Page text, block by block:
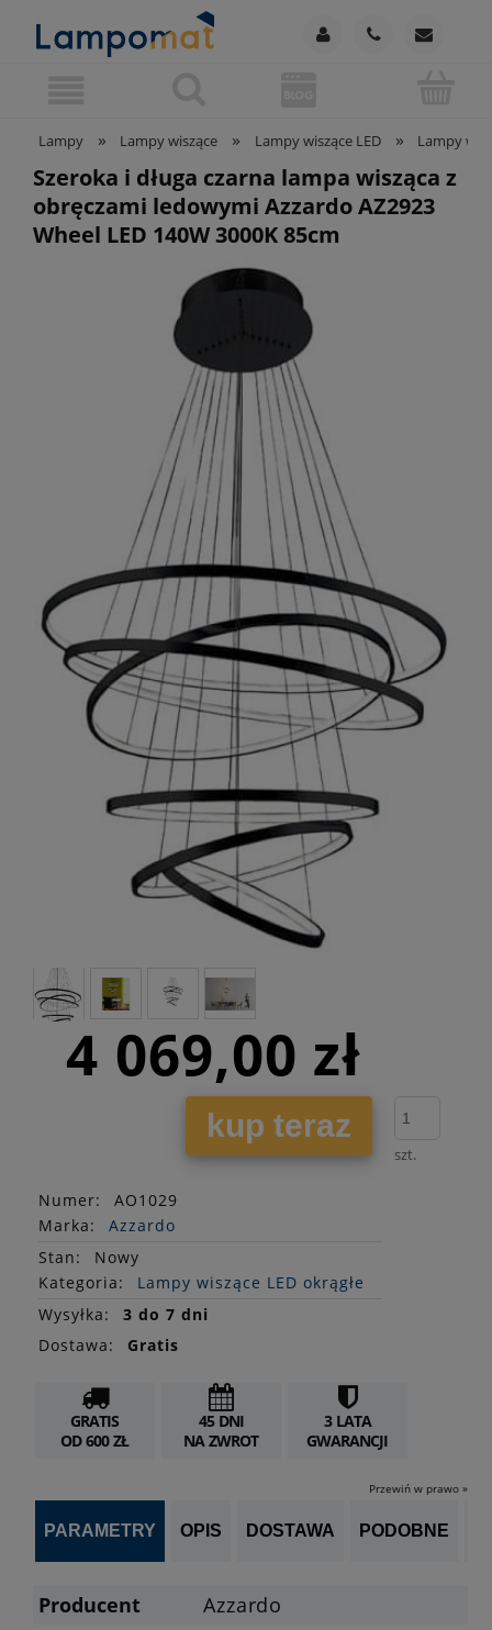
Lampy » Lampy wiszące » Lampy wiszące LED » Lampy
Szeroka i długa czarna lampa wisząca z
obręczami ledowymi Azzardo AZ2923
Wheel LED 140W 3000K 85cm
4 069,00 zł
kup teraz
szt.
Numer:
AO1029
Marka:
Azzardo
Stan:
Nowy
Kategoria:
Lampy wiszące LED okrągłe
Wysyłka:
3 do 7 dni
Dostawa:
Gratis
GRATIS
OD 600 ZŁ
45 DNI
NA ZWROT
3 LATA
GWARANCJI
Przewiń w prawo »
PARAMETRY OPIS DOSTAWA PODOBNE
Producent
Azzardo